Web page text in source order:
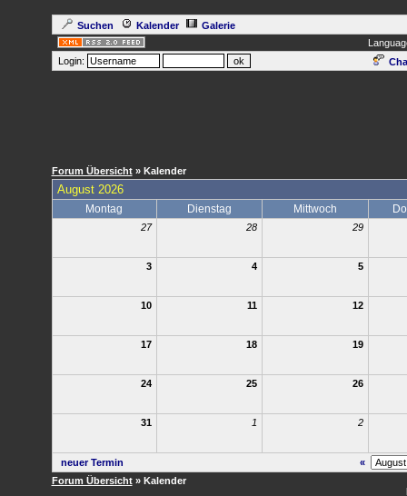
Suchen Kalender
Galerie
Login:
Forum Übersicht» Kalender
August 2026
Montag Dienstag Mittwoch
27 28 29
3 4 5
10 11 12
17 18 19
24 25 26
31 1 2
neuer Termin
«
Forum Übersicht» Kalender